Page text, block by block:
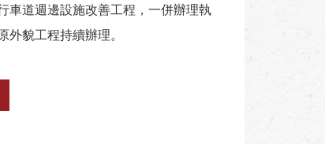
車道週邊設施改善工程，一併辦理執
貌工程持續辦理。